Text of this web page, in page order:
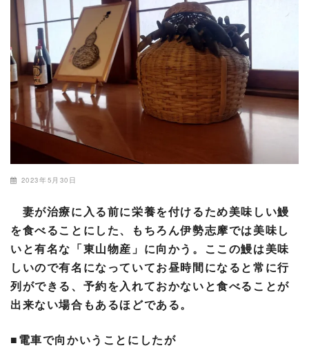
2023年5月30日
妻が治療に入る前に栄養を付けるため美味しい鰻
を食べることにした、もちろん伊勢志摩では美味し
いと有名な「東山物産」に向かう。ここの鰻は美味
しいので有名になっていてお昼時間になると常に行
列ができる、予約を入れておかないと食べることが
出来ない場合もあるほどである。
■電車で向かいうことにしたが